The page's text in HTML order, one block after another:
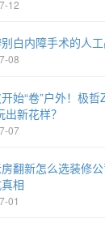
12
白内障手术的人
08
始“卷”户外！极
出新花样？
07
翻新怎么选装修
相
01